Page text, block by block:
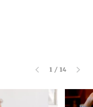
1 / 14